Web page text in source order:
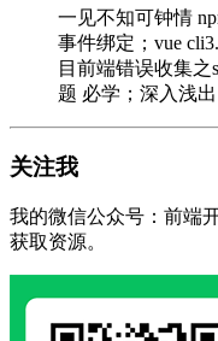
一见不知可钟情
事件绑定；vue
目前端错误收集之
题 必学；深入浅出
关注我
我的微信公众号：前端
获取资源。